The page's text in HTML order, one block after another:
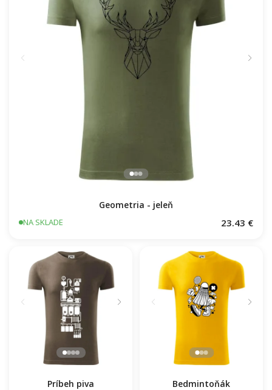
Geometria - jeleň
NA SKLADE 23.43 €
Príbeh piva Bedmintoňák